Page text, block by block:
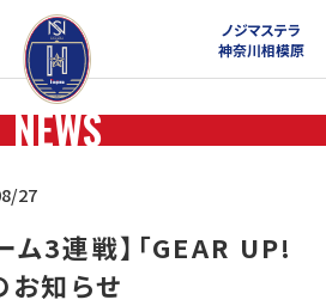
ノジマステラ
神奈川相模原
NEWS
27
ム3連戦】「GEAR UP!
お知らせ